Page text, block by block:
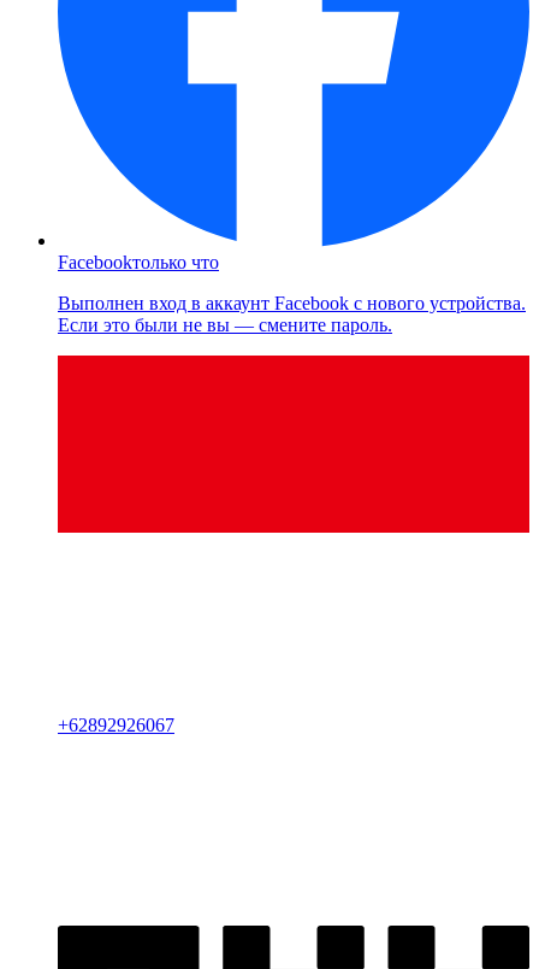
Facebookтолько что
Выполнен вход в аккаунт Facebook с нового устройства.
Если это были не вы — смените пароль.
+62892926067